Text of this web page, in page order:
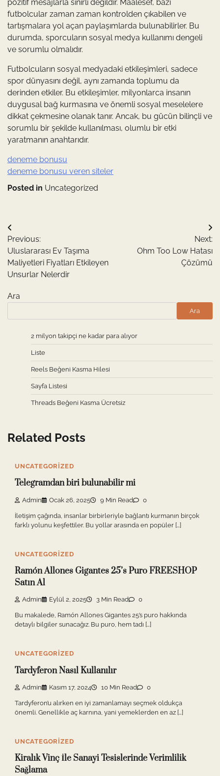
pozitif mesajlarla sınırlı değildir. Maalesef, bazı
futbolcular zaman zaman kontrolden çıkabilen ve
tartışmalara yol açan paylaşımlarda bulunabilirler. Bu
durumda, sporcuların sosyal medya kullanımı dengeli
ve sorumlu olmalıdır.
Futbolcuların sosyal medyadaki etkileşimleri, sadece
spor dünyasını değil, aynı zamanda toplumu da
derinden etkiler. Bu etkileşimler, milyonlarca insanın
duygusal bağ kurmasına ve önemli sosyal meselelere
dikkat çekmesine olanak tanır. Ancak, bu gücün bilinçli ve
sorumlu bir şekilde kullanılması, olumlu bir etki
yaratmanın anahtarıdır.
deneme bonusu
deneme bonusu veren siteler
Posted in Uncategorized
Yazı
gezinmesi
Previous:
Uluslararası Ev Taşıma
Maliyetleri Fiyatları Etkileyen
Unsurlar Nelerdir
Next:
Ohm Too Low Hatası
Çözümü
Ara
Ara
2 milyon takipçi ne kadar para alıyor
Liste
Reels Beğeni Kasma Hilesi
Sayfa Listesi
Threads Beğeni Kasma Ücretsiz
Related Posts
UNCATEGORIZED
Telegramdan biri bulunabilir mi
Admin Ocak 26, 2025 9 Min Read 0
İletişim çağında, insanlar birbirleriyle bağlantı kurmanın birçok
farklı yolunu keşfettiler. Bu yollar arasında en popüler […]
UNCATEGORIZED
Ramón Allones Gigantes 25’s Puro FREESHOP
Satın Al
Admin Eylül 2, 2025 3 Min Read 0
Bu makalede, Ramón Allones Gigantes 25’s puro hakkında
detaylı bilgiler sunacağız. Bu puro, hem tadı […]
UNCATEGORIZED
Tardyferon Nasıl Kullanılır
Admin Kasım 17, 2024 10 Min Read 0
Tardyferon’u alırken en iyi zamanlamayı seçmek oldukça
önemli. Genellikle aç karnına, yani yemeklerden en az […]
UNCATEGORIZED
Kiralık Vinç İle Sanayi Tesislerinde Verimlilik
Sağlama